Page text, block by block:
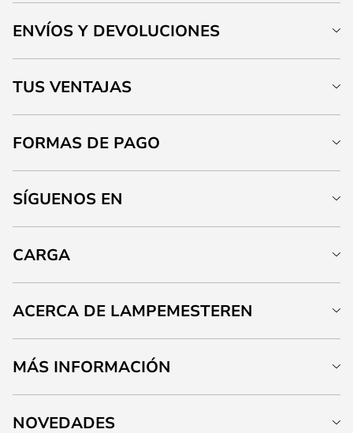
ENVÍOS Y DEVOLUCIONES
TUS VENTAJAS
FORMAS DE PAGO
SÍGUENOS EN
CARGA
ACERCA DE LAMPEMESTEREN
MÁS INFORMACIÓN
NOVEDADES